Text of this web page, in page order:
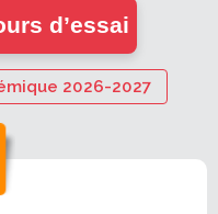
d’essai
2026-2027